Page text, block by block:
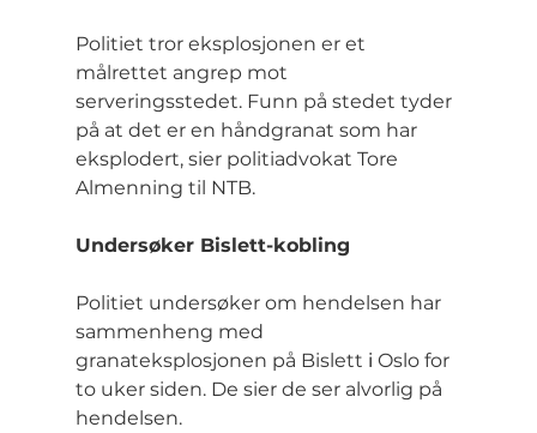
Politiet tror eksplosjonen er et
målrettet angrep mot
serveringsstedet. Funn på stedet tyder
på at det er en håndgranat som har
eksplodert, sier politiadvokat Tore
Almenning til NTB.
Undersøker Bislett-kobling
Politiet undersøker om hendelsen har
sammenheng med
granateksplosjonen på Bislett i Oslo for
to uker siden. De sier de ser alvorlig på
hendelsen.